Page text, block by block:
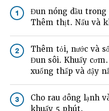
1
Đun nóng dầu
Thêm thịt. Nấu và
2
Thêm tỏi, nước và
Đun sôi. Khuấy
xuống thấp và đậy
3
Cho rau đông lạnh